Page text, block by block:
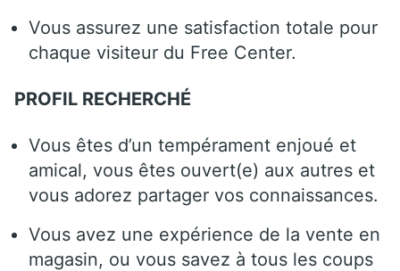
Vous assurez une satisfaction totale pour
chaque visiteur du Free Center.
PROFIL RECHERCHÉ
Vous êtes d’un tempérament enjoué et
amical, vous êtes ouvert(e) aux autres et
vous adorez partager vos connaissances.
Vous avez une expérience de la vente en
magasin, ou vous savez à tous les coups